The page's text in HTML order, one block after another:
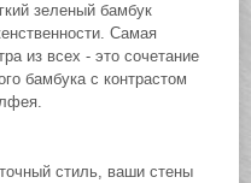
зеленый бамбук
Самая
из всех - это сочетание
бамбука с контрастом
стиль, ваши стены